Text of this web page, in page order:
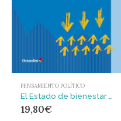
PENSAMIENTO POLÍTICO
19,80€